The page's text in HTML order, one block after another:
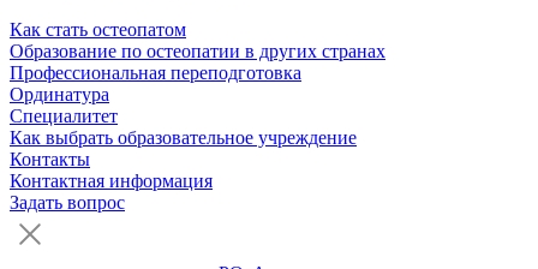
Как стать остеопатом
Образование по остеопатии в других странах
Профессиональная переподготовка
Ординатура
Специалитет
Как выбрать образовательное учреждение
Контакты
Контактная информация
Задать вопрос